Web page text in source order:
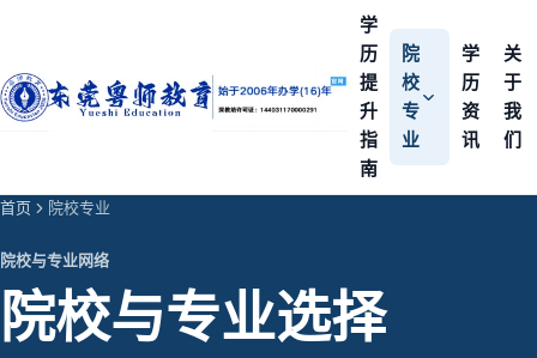
学
历
提
升
指
南
院
校
专
业
学
历
资
讯
关
于
我
们
首页 院校专业
院校与专业网络
院校与专业选择